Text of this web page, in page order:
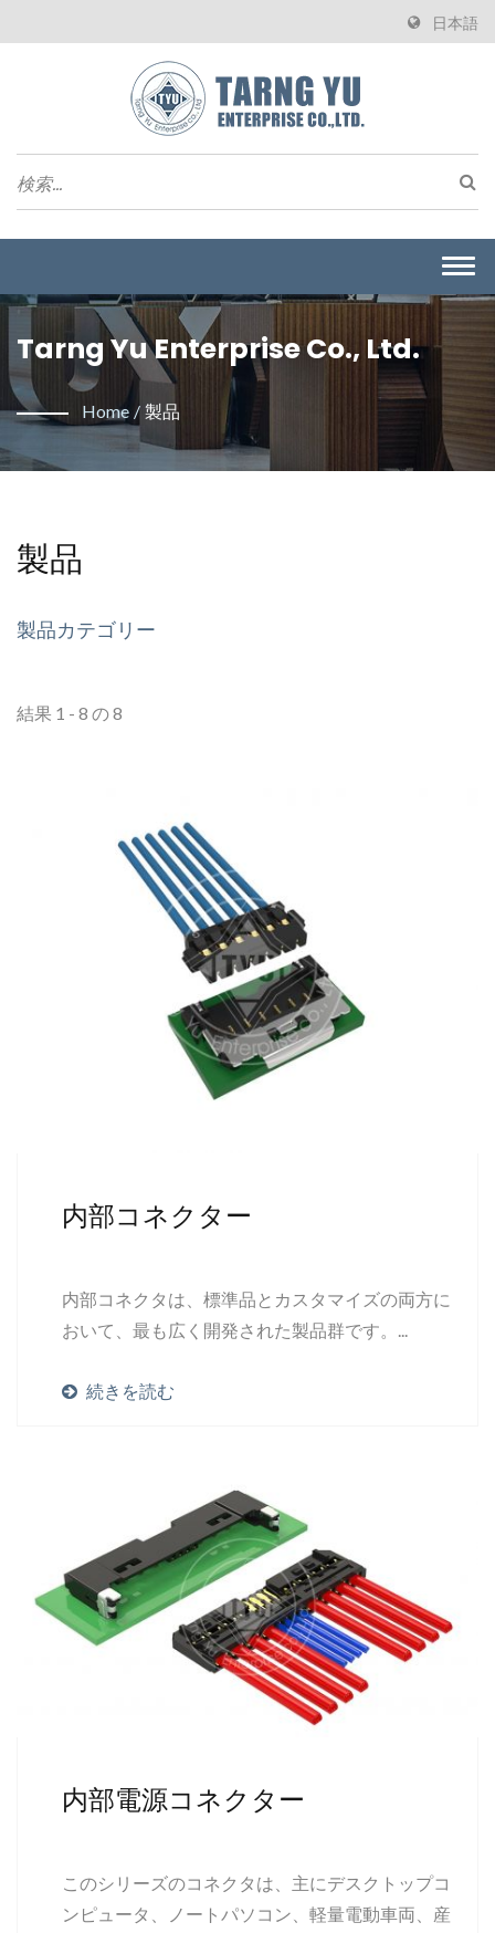
日本語
Tarng Yu Enterprise Co., Ltd.
Home / 製品
製品
製品カテゴリー
結果 1 - 8 の 8
内部コネクター
内部コネクタは、標準品とカスタマイズの両方に
おいて、最も広く開発された製品群です。...
続きを読む
内部電源コネクター
このシリーズのコネクタは、主にデスクトップコ
ンピュータ、ノートパソコン、軽量電動車両、産